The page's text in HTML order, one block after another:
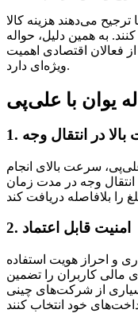
می‌دهند هزینه کالا
به همین دلیل، حواله
فعالان اقتصادی اهمیت
ویژه‌ای دارد.
یوان با علی‌پی
بالا در انتقال وجه
سرعت بالای انجام
وجه در مدت زمان
2. امنیت قابل اعتماد
و احراز هویت استفاده
مالی کاربران را تضمین
از شرکت‌های چینی